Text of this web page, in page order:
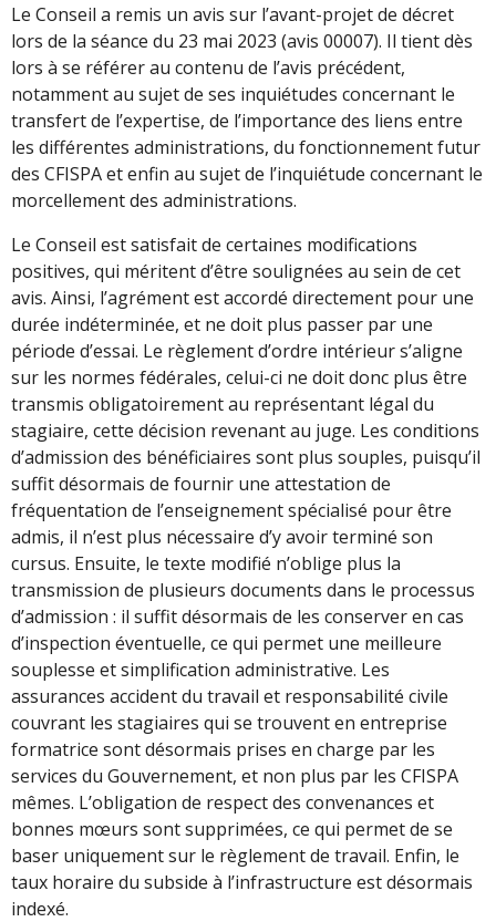
Le Conseil a remis un avis sur l’avant-projet de décret
lors de la séance du 23 mai 2023 (avis 00007). Il tient dès
lors à se référer au contenu de l’avis précédent,
notamment au sujet de ses inquiétudes concernant le
transfert de l’expertise, de l’importance des liens entre
les différentes administrations, du fonctionnement futur
des CFISPA et enfin au sujet de l’inquiétude concernant le
morcellement des administrations.
Le Conseil est satisfait de certaines modifications
positives, qui méritent d’être soulignées au sein de cet
avis. Ainsi, l’agrément est accordé directement pour une
durée indéterminée, et ne doit plus passer par une
période d’essai. Le règlement d’ordre intérieur s’aligne
sur les normes fédérales, celui-ci ne doit donc plus être
transmis obligatoirement au représentant légal du
stagiaire, cette décision revenant au juge. Les conditions
d’admission des bénéficiaires sont plus souples, puisqu’il
suffit désormais de fournir une attestation de
fréquentation de l’enseignement spécialisé pour être
admis, il n’est plus nécessaire d’y avoir terminé son
cursus. Ensuite, le texte modifié n’oblige plus la
transmission de plusieurs documents dans le processus
d’admission : il suffit désormais de les conserver en cas
d’inspection éventuelle, ce qui permet une meilleure
souplesse et simplification administrative. Les
assurances accident du travail et responsabilité civile
couvrant les stagiaires qui se trouvent en entreprise
formatrice sont désormais prises en charge par les
services du Gouvernement, et non plus par les CFISPA
mêmes. L’obligation de respect des convenances et
bonnes mœurs sont supprimées, ce qui permet de se
baser uniquement sur le règlement de travail. Enfin, le
taux horaire du subside à l’infrastructure est désormais
indexé.